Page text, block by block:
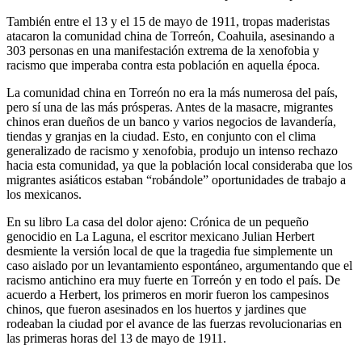
También entre el 13 y el 15 de mayo de 1911, tropas maderistas
atacaron la comunidad china de Torreón, Coahuila, asesinando a
303 personas en una manifestación extrema de la xenofobia y
racismo que imperaba contra esta población en aquella época.
La comunidad china en Torreón no era la más numerosa del país,
pero sí una de las más prósperas. Antes de la masacre, migrantes
chinos eran dueños de un banco y varios negocios de lavandería,
tiendas y granjas en la ciudad. Esto, en conjunto con el clima
generalizado de racismo y xenofobia, produjo un intenso rechazo
hacia esta comunidad, ya que la población local consideraba que los
migrantes asiáticos estaban “robándole” oportunidades de trabajo a
los mexicanos.
En su libro La casa del dolor ajeno: Crónica de un pequeño
genocidio en La Laguna, el escritor mexicano Julian Herbert
desmiente la versión local de que la tragedia fue simplemente un
caso aislado por un levantamiento espontáneo, argumentando que el
racismo antichino era muy fuerte en Torreón y en todo el país. De
acuerdo a Herbert, los primeros en morir fueron los campesinos
chinos, que fueron asesinados en los huertos y jardines que
rodeaban la ciudad por el avance de las fuerzas revolucionarias en
las primeras horas del 13 de mayo de 1911.